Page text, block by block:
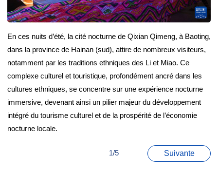
En ces nuits d’été, la cité nocturne de Qixian Qimeng, à Baoting,
dans la province de Hainan (sud), attire de nombreux visiteurs,
notamment par les traditions ethniques des Li et Miao. Ce
complexe culturel et touristique, profondément ancré dans les
cultures ethniques, se concentre sur une expérience nocturne
immersive, devenant ainsi un pilier majeur du développement
intégré du tourisme culturel et de la prospérité de l’économie
nocturne locale.
1/5 Suivante